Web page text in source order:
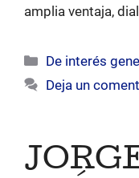
amplia ventaja,
Categorías
De interés
Deja un